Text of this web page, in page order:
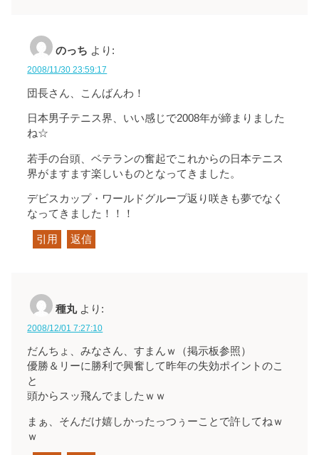
のっち より:
2008/11/30 23:59:17
団長さん、こんばんわ！
日本男子テニス界、いい感じで2008年が締まりました
ね☆
若手の台頭、ベテランの奮起でこれからの日本テニス
界がますます楽しいものとなってきました。
デビスカップ・ワールドグループ返り咲きも夢でなく
なってきました！！！
引用 返信
種丸 より:
2008/12/01 7:27:10
だんちょ、みなさん、すまんｗ（掲示板参照）
優勝＆リーに勝利で興奮して昨年の失効ポイントのこ
と
頭からスッ飛んでましたｗｗ
まぁ、そんだけ嬉しかったっつぅーことで許してねｗ
ｗ